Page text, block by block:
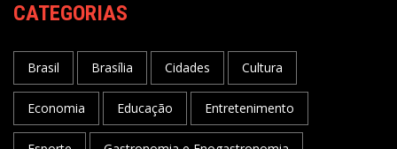
CATEGORIAS
Brasil Brasília Cidades Cultura
Economia Educação Entretenimento